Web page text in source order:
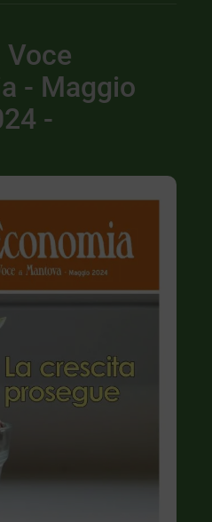
Voce
- Maggio
-